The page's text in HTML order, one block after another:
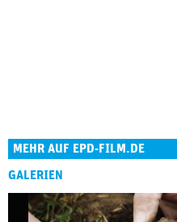
MEHR AUF EPD-FILM.DE
GALERIEN